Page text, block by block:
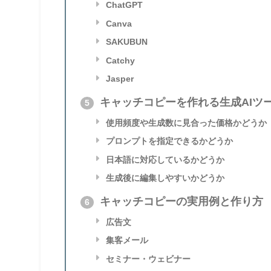
ChatGPT
Canva
SAKUBUN
Catchy
Jasper
5 キャッチコピーを作れる生成AIツ
使用頻度や生成数に見合った価格かどうか
プロンプトを指定できるかどうか
日本語に対応しているかどうか
生成後に編集しやすいかどうか
6 キャッチコピーの実用例と作り方
広告文
集客メール
セミナー・ウェビナー